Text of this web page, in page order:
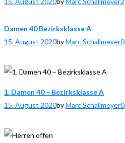
Damen 40 Bezirksklasse A
15. August 2020byMarc Schallmeyer0
1. Damen 40 – Bezirksklasse A
15. August 2020byMarc Schallmeyer0